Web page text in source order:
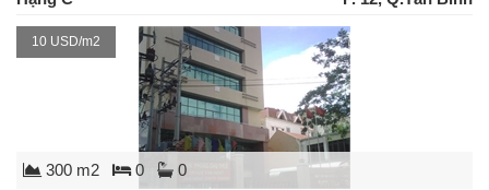
300 m2 0 0
10 USD/m2